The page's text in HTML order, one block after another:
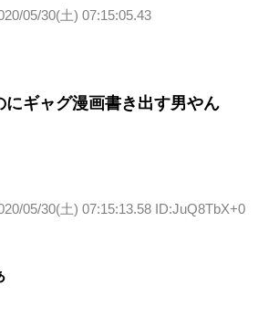
05/30(土) 07:15:05.43
ギャグ漫画書き出す男やん
05/30(土) 07:15:13.58 ID:JuQ8TbX+0